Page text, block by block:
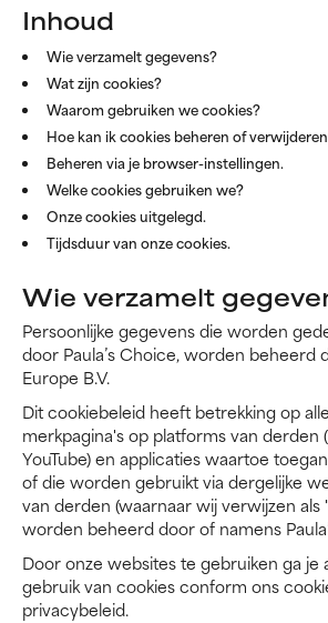
Inhoud
Wie verzamelt gegevens?
Wat zijn cookies?
Waarom gebruiken we cookies?
Hoe kan ik cookies beheren of
Beheren via je browser-instellingen.
Welke cookies gebruiken we?
Onze cookies uitgelegd.
Tijdsduur van onze cookies.
Wie verzamelt
Persoonlijke gegevens die worden
door Paula’s Choice, worden beheerd
Europe B.V.
Dit cookiebeleid heeft betrekking op
merkpagina's op platforms van derden
YouTube) en applicaties waartoe
of die worden gebruikt via dergelijke
van derden (waarnaar wij verwijzen als
worden beheerd door of namens
Door onze websites te gebruiken ga je
gebruik van cookies conform ons
privacybeleid.